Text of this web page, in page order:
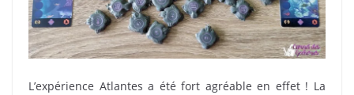
L’expérience Atlantes a été fort agréable en effet ! La